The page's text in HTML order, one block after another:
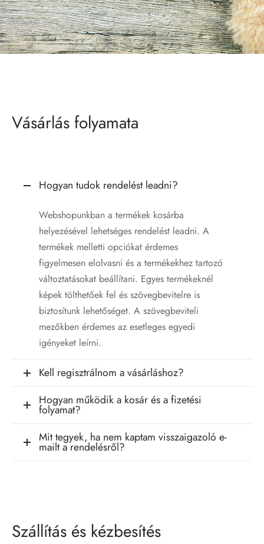
Vásárlás folyamata
Hogyan tudok rendelést leadni?
Webshopunkban a termékek kosárba
helyezésével lehetséges rendelést leadni. A
termékek melletti opciókat érdemes
figyelmesen elolvasni és a termékekhez tartozó
változtatásokat beállítani. Egyes termékeknél
képek tölthetőek fel és szövegbevitelre is
biztosítunk lehetőséget. A szövegbeviteli
mezőkben érdemes az esetleges egyedi
igényeket leírni.
Kell regisztrálnom a vásárláshoz?
Hogyan működik a kosár és a fizetési
folyamat?
Mit tegyek, ha nem kaptam visszaigazoló e-
mailt a rendelésről?
Szállítás és kézbesítés
LED lámpa
flaskák
poharak